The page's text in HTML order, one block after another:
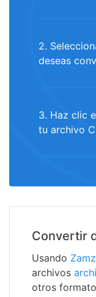
2.
deseas
3. Haz clic
tu archivo
Convertir
Usando
archivos
otros